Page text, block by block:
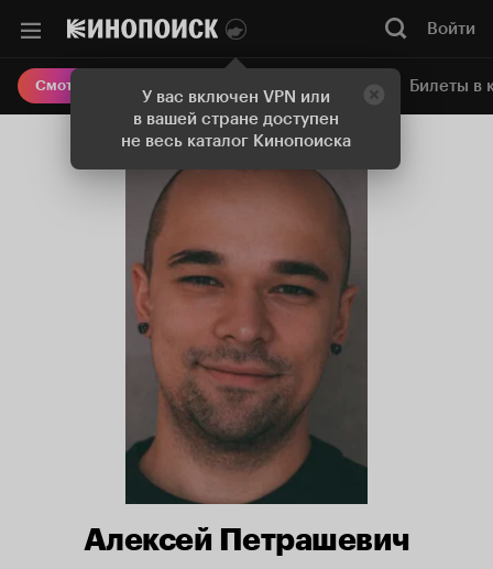
У вас включен VPN или
в вашей стране доступен
не весь каталог Кинопоиска
Войти
Смотреть кино Онлайн-кинотеатр Билеты в
Алексей Петрашевич